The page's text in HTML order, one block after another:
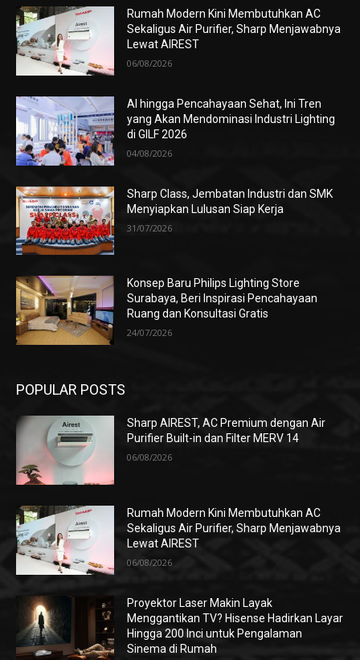
Rumah Modern Kini Membutuhkan AC
Sekaligus Air Purifier, Sharp Menjawabnya
Lewat AIREST
06/08/2026
AI hingga Pencahayaan Sehat, Ini Tren
yang Akan Mendominasi Industri Lighting
di GILF 2026
04/08/2026
Sharp Class, Jembatan Industri dan SMK
Menyiapkan Lulusan Siap Kerja
31/07/2026
Konsep Baru Philips Lighting Store
Surabaya, Beri Inspirasi Pencahayaan
Ruang dan Konsultasi Gratis
24/07/2026
POPULAR POSTS
Sharp AIREST, AC Premium dengan Air
Purifier Built-in dan Filter MERV 14
06/08/2026
Rumah Modern Kini Membutuhkan AC
Sekaligus Air Purifier, Sharp Menjawabnya
Lewat AIREST
06/08/2026
Proyektor Laser Makin Layak
Menggantikan TV? Hisense Hadirkan Layar
Hingga 200 Inci untuk Pengalaman
Sinema di Rumah